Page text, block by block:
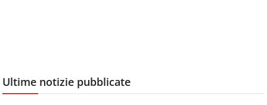
Ultime notizie pubblicate